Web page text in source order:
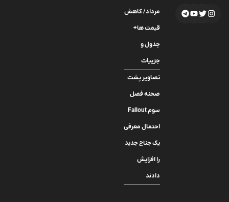
مرداد/ کاهش
قیمت ها+
جدول و
جزییات
تصاویر پشت
صحنه فصل
سوم Fallout
احتمال معرفی
یک جناح جدید
را افزایش
دادند